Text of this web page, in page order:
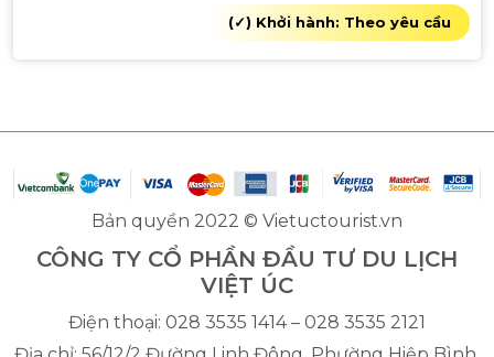
(✓) Khởi hành: Theo yêu cầu
Bản quyền 2022 © Vietuctourist.vn
CÔNG TY CỔ PHẦN ĐẦU TƯ DU LỊCH
VIỆT ÚC
Điện thoại: 028 3535 1414 – 028 3535 2121